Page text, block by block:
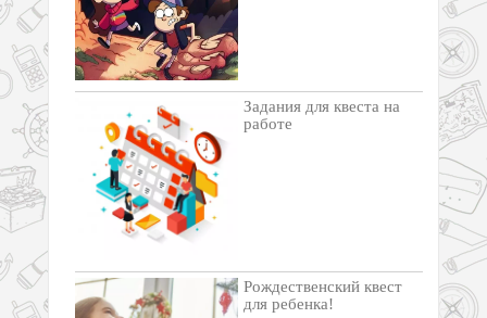
Задания для квеста на
работе
Рождественский квест
для ребенка!